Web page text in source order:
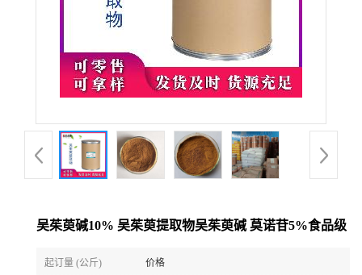
吴茱萸碱10% 吴茱萸提取物吴茱萸碱 莫诺苷5%食品级
起订量 (公斤) 价格